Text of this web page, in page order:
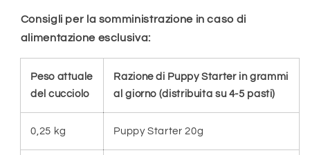
Consigli per la somministrazione in caso di
alimentazione esclusiva:
Peso attuale
del cucciolo
Razione di Puppy Starter in grammi
al giorno (distribuita su 4-5 pasti)
0,25 kg Puppy Starter 20g